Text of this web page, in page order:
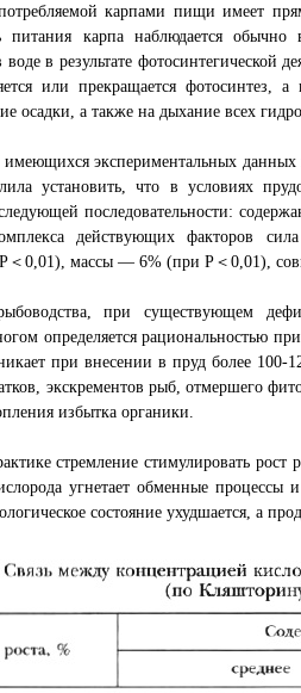
карпами пищи имеет
питания карпа наблюдается
в результате
или прекращается фотосинтез,
осадки, а также на дыхание всех
имеющихся экспериментальных
установить, что в условиях
последовательности:
действующих факторов
0,01), массы — 6% (при Р＜0,01),
при существующем
определяется рациональностью
при внесении в пруд более
экскрементов рыб, отмершего
избытка органики.
стремление стимулировать
угнетает обменные
состояние ухудшается, а